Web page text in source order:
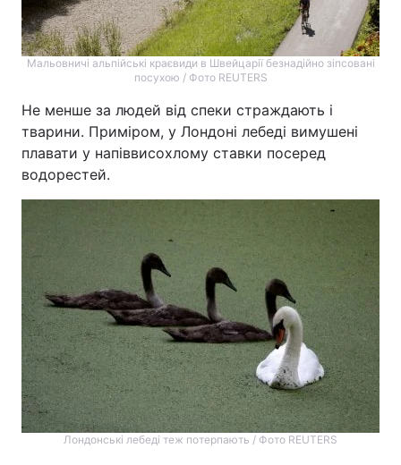
Мальовничі альпійські краєвиди в Швейцарії безнадійно зіпсовані
посухою / Фото REUTERS
Не менше за людей від спеки страждають і
тварини. Приміром, у Лондоні лебеді вимушені
плавати у напіввисохлому ставки посеред
водорестей.
Лондонські лебеді теж потерпають / Фото REUTERS